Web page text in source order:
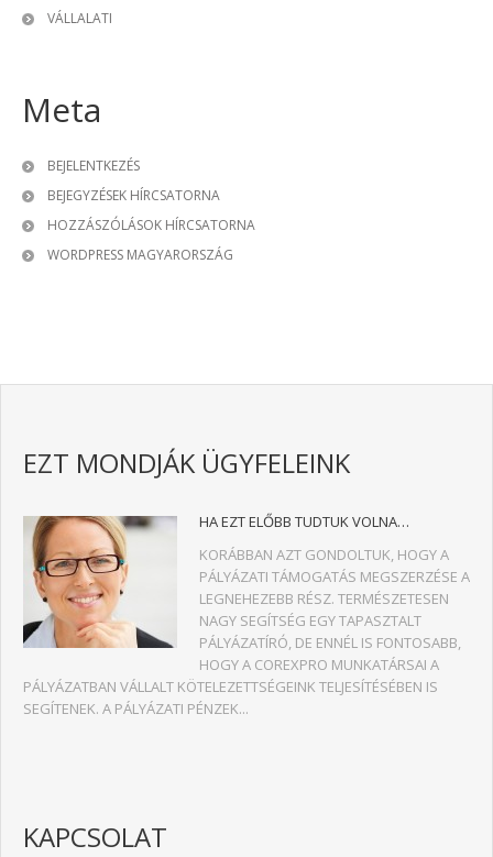
VÁLLALATI
Meta
BEJELENTKEZÉS
BEJEGYZÉSEK HÍRCSATORNA
HOZZÁSZÓLÁSOK HÍRCSATORNA
WORDPRESS MAGYARORSZÁG
EZT MONDJÁK ÜGYFELEINK
HA EZT ELŐBB TUDTUK VOLNA…
KORÁBBAN AZT GONDOLTUK, HOGY A
PÁLYÁZATI TÁMOGATÁS MEGSZERZÉSE A
LEGNEHEZEBB RÉSZ. TERMÉSZETESEN
NAGY SEGÍTSÉG EGY TAPASZTALT
PÁLYÁZATÍRÓ, DE ENNÉL IS FONTOSABB,
HOGY A COREXPRO MUNKATÁRSAI A
PÁLYÁZATBAN VÁLLALT KÖTELEZETTSÉGEINK TELJESÍTÉSÉBEN IS
SEGÍTENEK. A PÁLYÁZATI PÉNZEK...
KAPCSOLAT